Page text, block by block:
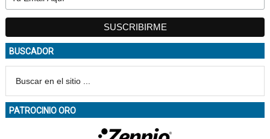
BUSCADOR
PATROCINIO ORO